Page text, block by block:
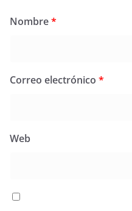
Nombre*
Correo electrónico *
Web